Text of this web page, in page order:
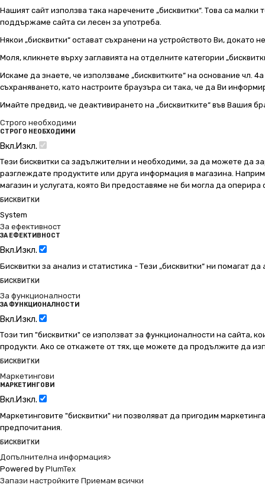
Нашият сайт използва така наречените „бисквитки“. Това са
поддържаме сайта си лесен за употреба.
Някои „бисквитки“ остават съхранени на устройството Ви,
Моля, кликнете върху заглавията на отделните категории
Искаме да знаете, че използваме „бисквитките“ на основание чл.
съхраняването, като настроите браузъра си така, че да Ви
Имайте предвид, че деактивирането на „бисквитките“ във Вашия
Строго необходими
СТРОГО НЕОБХОДИМИ
Вкл.Изкл.
Тези бисквитки са задължителни и необходими, за да можете да
разглеждате продуктите или друга информация в магазина.
магазин и услугата, която Ви предоставяме не би могла да
БИСКВИТКИ
System
За ефективност
ЗА ЕФЕКТИВНОСТ
Вкл.Изкл.
Бисквитки за анализ и статистика - Тези „бисквитки“ ни помагат
БИСКВИТКИ
За функционалности
ЗА ФУНКЦИОНАЛНОСТИ
Вкл.Изкл.
Този тип "бисквитки" се използват за функционалности на сайта,
продукти. Ако се откажете от тях, ще можете да продължите да
БИСКВИТКИ
Маркетингови
МАРКЕТИНГОВИ
Вкл.Изкл.
Маркетинговите "бисквитки" ни позволяват да пригодим
предпочитания.
БИСКВИТКИ
Допълнителна информация>
Powered by PlumTex
Запази настройките Приемам всички